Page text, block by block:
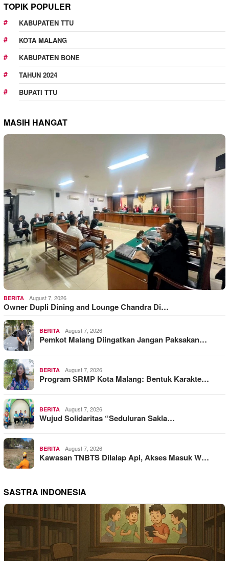
TOPIK POPULER
KABUPATEN TTU
KOTA MALANG
KABUPATEN BONE
TAHUN 2024
BUPATI TTU
MASIH HANGAT
BERITA August 7, 2026
Owner Dupli Dining and Lounge Chandra Di…
BERITA August 7, 2026
Pemkot Malang Diingatkan Jangan Paksakan…
BERITA August 7, 2026
Program SRMP Kota Malang: Bentuk Karakte…
BERITA August 7, 2026
Wujud Solidaritas “Seduluran Sakla…
BERITA August 7, 2026
Kawasan TNBTS Dilalap Api, Akses Masuk W…
SASTRA INDONESIA